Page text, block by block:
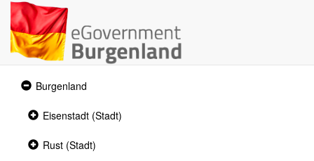
Expanded
section
Burgenland
Collapsed
Eisenstadt (Stadt)
Collapsed
section
Rust (Stadt)